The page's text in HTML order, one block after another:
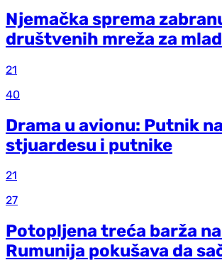
Njemačka sprema
društvenih mreža za
21
40
Drama u avionu: Putnik
stjuardesu i putnike
21
27
Potopljena treća barža
Rumunija pokušava da